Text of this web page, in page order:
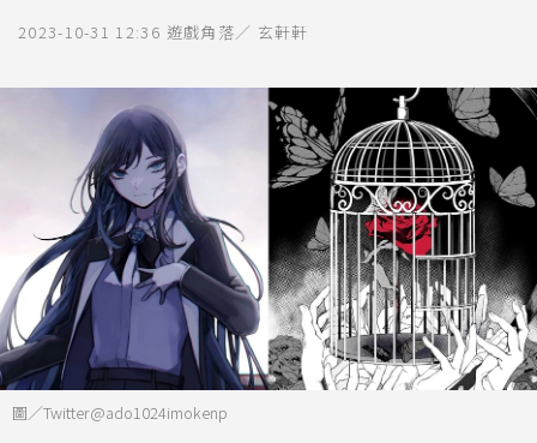
2023-10-31 12:36 遊戲角落／ 玄軒軒
圖／Twitter@ado1024imokenp